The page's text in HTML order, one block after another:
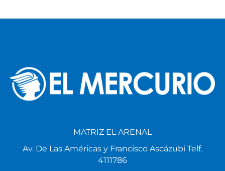
MATRIZ EL ARENAL
Av. De Las Américas y Francisco Ascázubi Telf.
4111786